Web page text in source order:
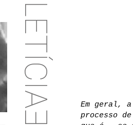
Em geral, a
processo
LETÍCIA